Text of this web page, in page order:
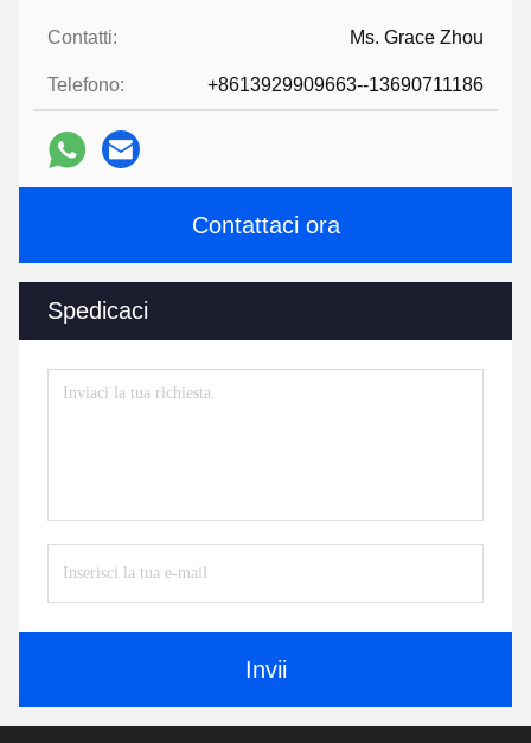
Contatti: Ms. Grace Zhou
Telefono: +8613929909663--13690711186
Contattaci ora
Spedicaci
Invii